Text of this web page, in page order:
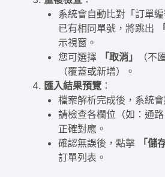
系統會自動比對「訂單
已有相同單號，將跳出
示視窗。
您可選擇
「取消」 （不
（覆蓋或新增）。
匯入結果預覽 ：
檔案解析完成後，系統
請檢查各欄位（如：通
正確對應。
確認無誤後，點擊
「儲
訂單列表。